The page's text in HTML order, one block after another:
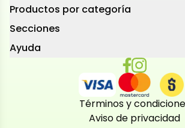
Productos por categoría
Secciones
Ayuda
Términos y
Aviso de privacidad